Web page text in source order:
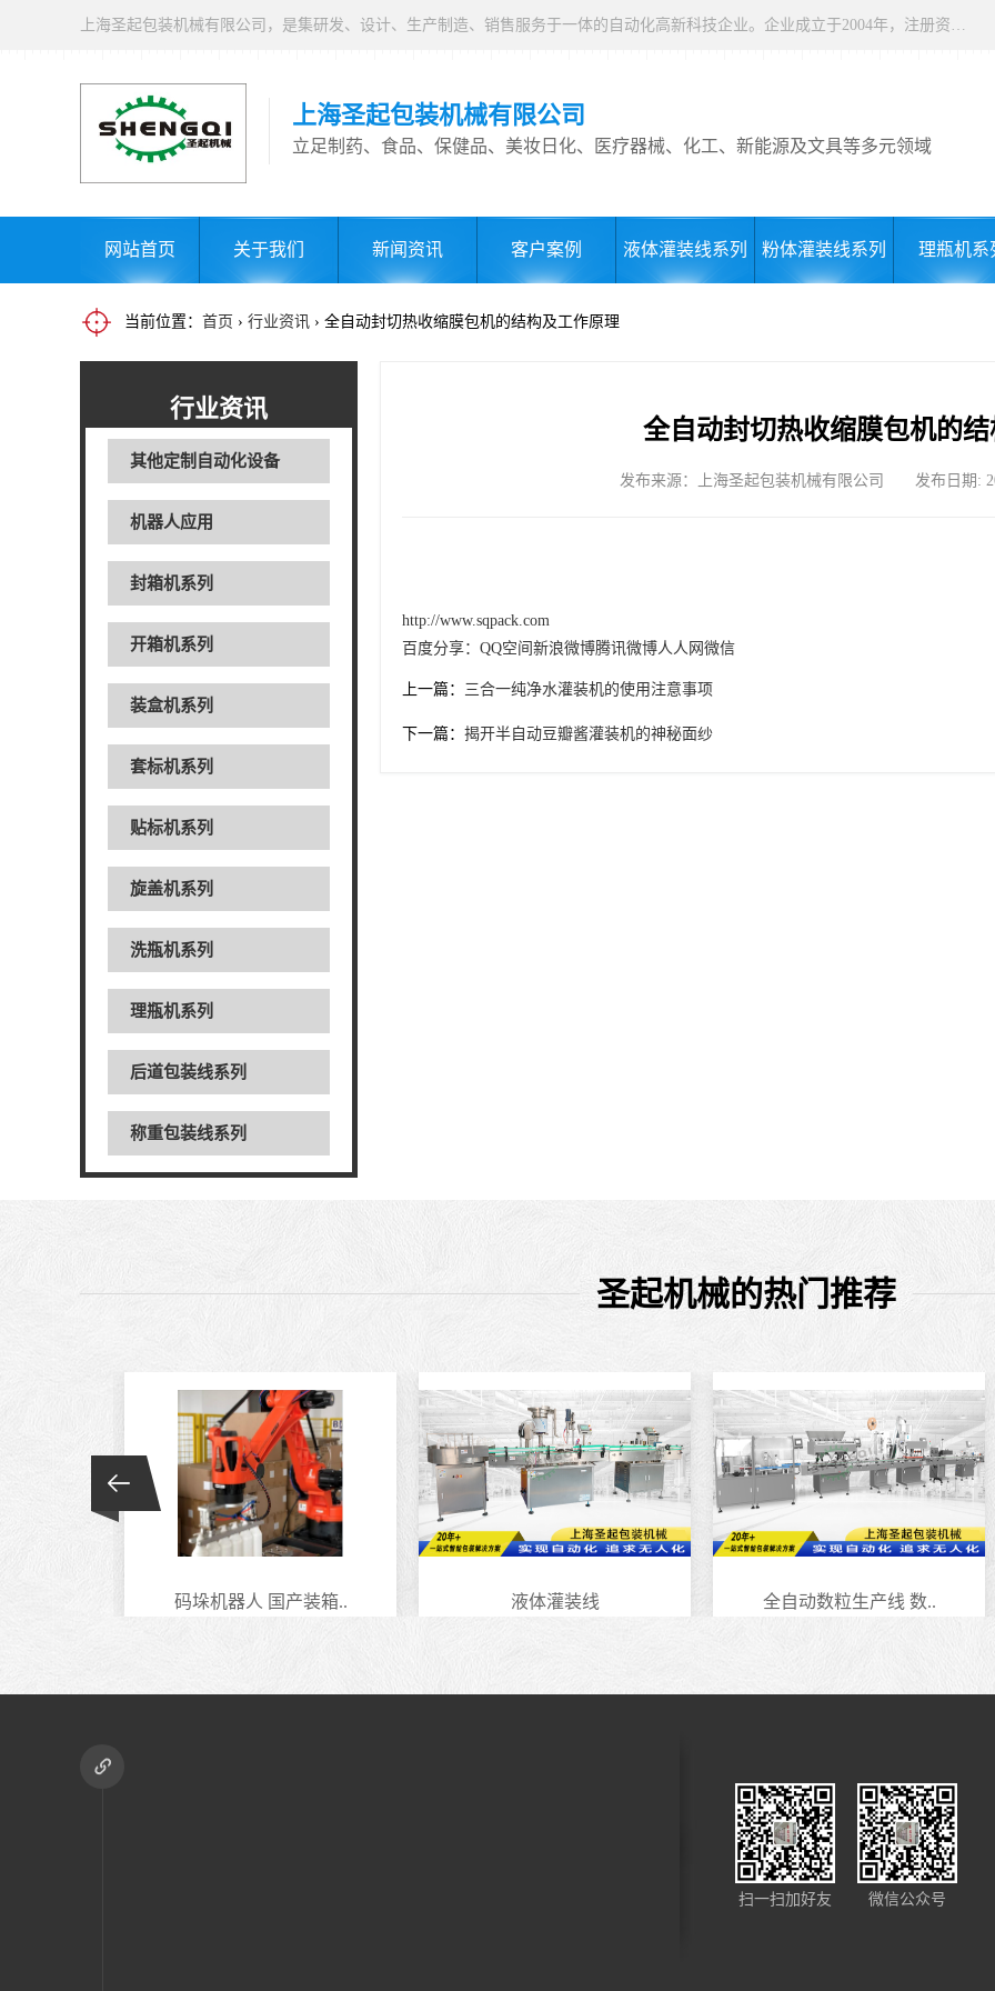
上海圣起包装机械有限公司，是集研发、设计、生产制造、销售服务于一体的自动化高新科技企业。企业成立于2004年，注册资本1000万元，总占地面积约15000平方。 企业发展二十余年以来，一直专注于自动化设备这一朝阳行业，致力于为制药、食品、日化、化工、物流、仓储等行业提供一站式智能包装解决方案。服务用户覆盖全国各省市以及海内外，产品远销全球，2024 年度总产值9000万。
上海圣起包装机械有限公司
立足制药、食品、保健品、美妆日化、医疗器械、化工、新能源及文具等多元领域
网站首页 关于我们 新闻资讯 客户案例 液体灌装线系列 粉体灌装线系列 理瓶机系
当前位置： 首页 › 行业资讯 › 全自动封切热收缩膜包机的结构及工作原理
行业资讯
其他定制自动化设备
机器人应用
封箱机系列
开箱机系列
装盒机系列
套标机系列
贴标机系列
旋盖机系列
洗瓶机系列
理瓶机系列
后道包装线系列
称重包装线系列
全自动封切热收缩膜包机的
发布来源：上海圣起包装机械有限公司 发布日期:
http://www.sqpack.com
百度分享： QQ空间 新浪微博腾讯微博人人网 微信
上一篇： 三合一纯净水灌装机的使用注意事项
下一篇： 揭开半自动豆瓣酱灌装机的神秘面纱
圣起机械的热门推荐
码垛机器人 国产装箱.. 液体灌装线 全自动数粒生产线 数..
扫一扫加好友 微信公众号